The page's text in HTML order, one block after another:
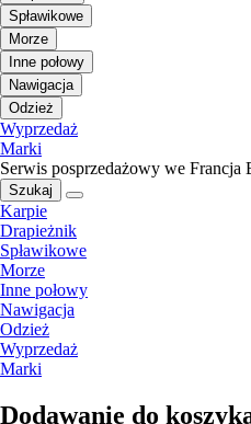
Spławikowe
Morze
Inne połowy
Nawigacja
Odzież
Wyprzedaż
Marki
Serwis posprzedażowy we Francja
Szukaj
Karpie
Drapieżnik
Spławikowe
Morze
Inne połowy
Nawigacja
Odzież
Wyprzedaż
Marki
Dodawanie do